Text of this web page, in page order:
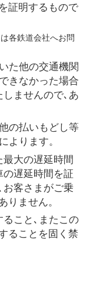
証明するもので
各鉄道会社へお問
た他の交通機関
きなかった場合
ませんので､あ
の払いもどし等
よります。
大の遅延時間
の遅延時間を証
お客さまがご乗
りません。
ること､またこの
ることを固く禁